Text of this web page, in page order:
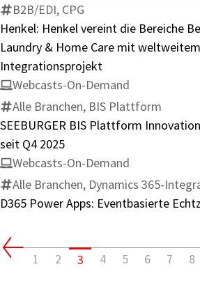
Beauty
Care
Home
EDI-
B2B/EDI, CPG
Henkel: Henkel vereint die Bereiche
Laundry & Home Care mit
Integrationsprojekt
Webcasts-On-Demand
Alle Branchen, BIS Plattform
SEEBURGER BIS Plattform
seit Q4 2025
Webcasts-On-Demand
Alle Branchen, Dynamics 365-
D365 Power Apps: Eventbasierte
1 2 3 4 5 6 7 8